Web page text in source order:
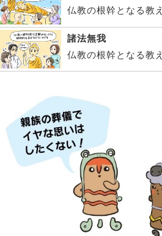
仏教の根幹となる教え
諸法無我
仏教の根幹となる教え